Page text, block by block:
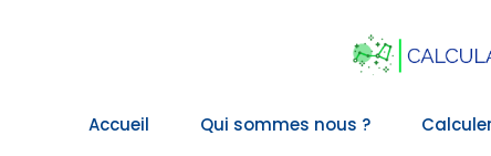
Accueil Qui sommes nous ?